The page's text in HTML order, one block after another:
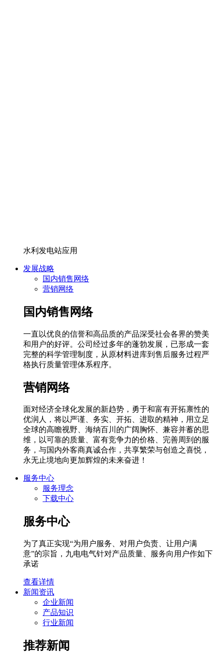
水利发电站应用
发展战略
国内销售网络
营销网络
国内销售网络
一直以优良的信誉和高品质的产品深受社会各界的赞美
和用户的好评。公司经过多年的蓬勃发展，已形成一套
完整的科学管理制度，从原材料进库到售后服务过程严
格执行质量管理体系程序。
营销网络
面对经济全球化发展的新趋势，勇于和富有开拓禀性的
优润人，将以严谨、务实、开拓、进取的精神，用立足
全球的高瞻视野、海纳百川的广阔胸怀、兼容并蓄的思
维，以可靠的质量、富有竞争力的价格、完善周到的服
务，与国内外客商真诚合作，共享繁荣与创造之喜悦，
永无止境地向更加辉煌的未来奋进！
服务中心
服务理念
下载中心
服务中心
为了真正实现“为用户服务、对用户负责、让用户满
意”的宗旨，九电电气针对产品质量、服务向用户作如下
承诺
查看详情
新闻资讯
企业新闻
产品知识
行业新闻
推荐新闻